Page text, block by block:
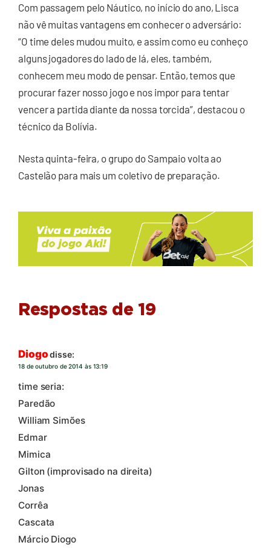
Com passagem pelo Náutico, no início do ano, Lisca
não vê muitas vantagens em conhecer o adversário:
“O time deles mudou muito, e assim como eu conheço
alguns jogadores do lado de lá, eles, também,
conhecem meu modo de pensar. Então, temos que
procurar fazer nosso jogo e nos impor para tentar
vencer a partida diante da nossa torcida”, destacou o
técnico da Bolívia.
Nesta quinta-feira, o grupo do Sampaio volta ao
Castelão para mais um coletivo de preparação.
Respostas de 19
Diogo disse:
18 de outubro de 2014 às 13:19
time seria:
Paredão
William Simões
Edmar
Mimica
Gilton (improvisado na direita)
Jonas
Corrêa
Cascata
Márcio Diogo